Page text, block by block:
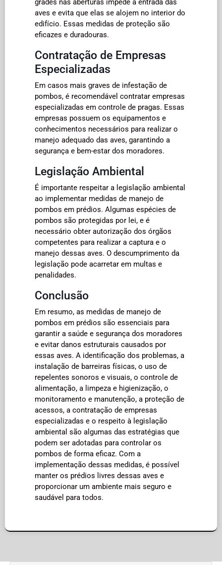
grades nas aberturas impede a entrada das
aves e evita que elas se alojem no interior do
edifício. Essas medidas de proteção são
eficazes e duradouras.
Contratação de Empresas
Especializadas
Em casos mais graves de infestação de
pombos, é recomendável contratar empresas
especializadas em controle de pragas. Essas
empresas possuem os equipamentos e
conhecimentos necessários para realizar o
manejo adequado das aves, garantindo a
segurança e bem-estar dos moradores.
Legislação Ambiental
É importante respeitar a legislação ambiental
ao implementar medidas de manejo de
pombos em prédios. Algumas espécies de
pombos são protegidas por lei, e é
necessário obter autorização dos órgãos
competentes para realizar a captura e o
manejo dessas aves. O descumprimento da
legislação pode acarretar em multas e
penalidades.
Conclusão
Em resumo, as medidas de manejo de
pombos em prédios são essenciais para
garantir a saúde e segurança dos moradores
e evitar danos estruturais causados por
essas aves. A identificação dos problemas, a
instalação de barreiras físicas, o uso de
repelentes sonoros e visuais, o controle de
alimentação, a limpeza e higienização, o
monitoramento e manutenção, a proteção de
acessos, a contratação de empresas
especializadas e o respeito à legislação
ambiental são algumas das estratégias que
podem ser adotadas para controlar os
pombos de forma eficaz. Com a
implementação dessas medidas, é possível
manter os prédios livres dessas aves e
proporcionar um ambiente mais seguro e
saudável para todos.